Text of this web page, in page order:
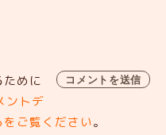
めに
ントデ
ご覧ください。